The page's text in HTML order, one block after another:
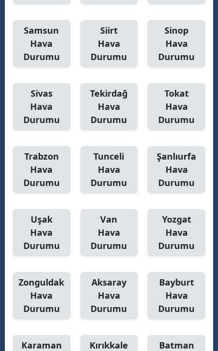
Samsun
Hava
Durumu
Siirt
Hava
Durumu
Sinop
Hava
Durumu
Sivas
Hava
Durumu
Tekirdağ
Hava
Durumu
Tokat
Hava
Durumu
Trabzon
Hava
Durumu
Tunceli
Hava
Durumu
Şanlıurfa
Hava
Durumu
Uşak
Hava
Durumu
Van
Hava
Durumu
Yozgat
Hava
Durumu
Zonguldak
Hava
Durumu
Aksaray
Hava
Durumu
Bayburt
Hava
Durumu
Karaman
Kırıkkale
Batman